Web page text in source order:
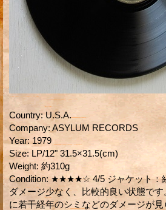
Country: U.S.A.
Company: ASYLUM RECORDS
Year: 1979
Size: LP/12" 31.5×31.5(cm)
Weight: 約310g
Condition: ★★★★☆ 4/5 ジャケット：
ダメージ少なく、比較的良い状態で
に若干経年のシミなどのダメージが